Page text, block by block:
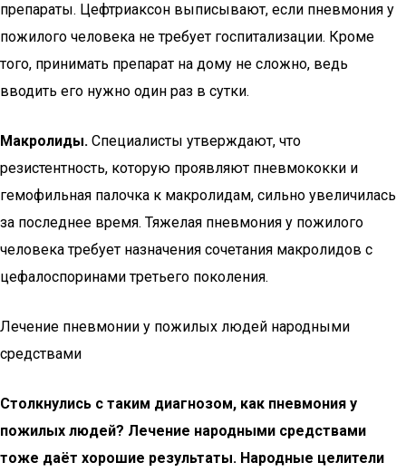
препараты. Цефтриаксон выписывают, если пневмония у
пожилого человека не требует госпитализации. Кроме
того, принимать препарат на дому не сложно, ведь
вводить его нужно один раз в сутки.
Макролиды. Специалисты утверждают, что
резистентность, которую проявляют пневмококки и
гемофильная палочка к макролидам, сильно увеличилась
за последнее время. Тяжелая пневмония у пожилого
человека требует назначения сочетания макролидов с
цефалоспоринами третьего поколения.
Лечение пневмонии у пожилых людей народными
средствами
Столкнулись с таким диагнозом, как пневмония у
пожилых людей? Лечение народными средствами
тоже даёт хорошие результаты. Народные целители